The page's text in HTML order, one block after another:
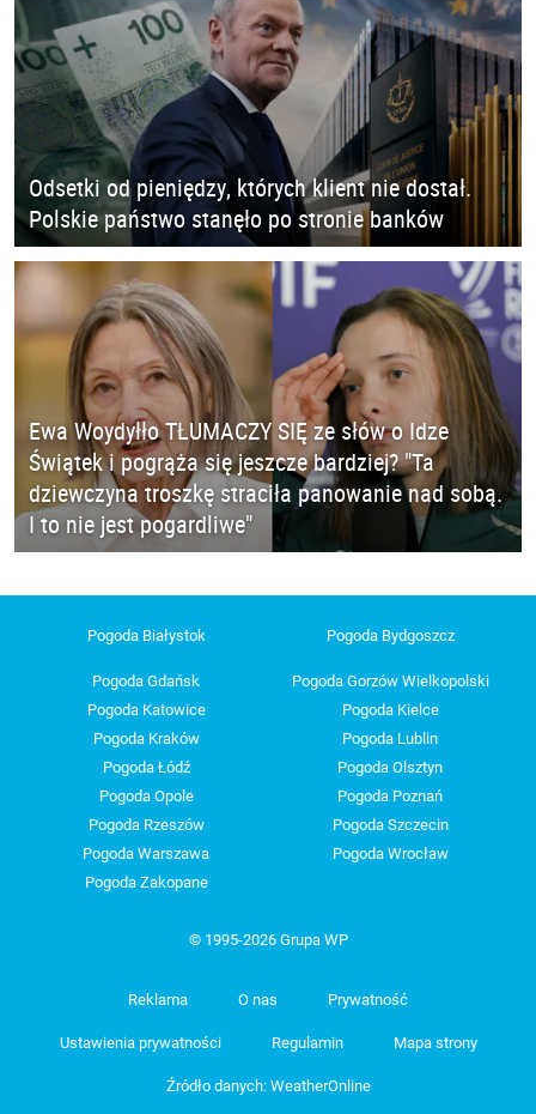
Odsetki od pieniędzy, których klient nie dostał.
Polskie państwo stanęło po stronie banków
Ewa Woydyłło TŁUMACZY SIĘ ze słów o Idze
Świątek i pogrąża się jeszcze bardziej? "Ta
dziewczyna troszkę straciła panowanie nad sobą.
I to nie jest pogardliwe"
Pogoda Białystok Pogoda Bydgoszcz
Pogoda Gdańsk
Pogoda Gorzów Wielkopolski
Pogoda Katowice
Pogoda Kielce
Pogoda Kraków
Pogoda Lublin
Pogoda Łódź
Pogoda Olsztyn
Pogoda Opole
Pogoda Poznań
Pogoda Rzeszów
Pogoda Szczecin
Pogoda Warszawa
Pogoda Wrocław
Pogoda Zakopane
© 1995-2026 Grupa WP
Reklama O nas Prywatność
Ustawienia prywatności Regulamin Mapa strony
Źródło danych: WeatherOnline